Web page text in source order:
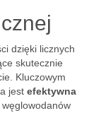
dzięki licznych
skutecznie
Kluczowym
jest efektywna
węglowodanów